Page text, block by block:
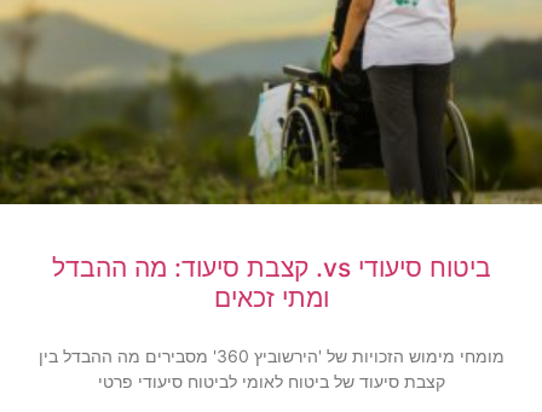
ביטוח סיעודי vs. קצבת סיעוד: מה ההבדל
ומתי זכאים
מומחי מימוש הזכויות של 'הירשוביץ 360' מסבירים מה ההבדל בין
קצבת סיעוד של ביטוח לאומי לביטוח סיעודי פרטי